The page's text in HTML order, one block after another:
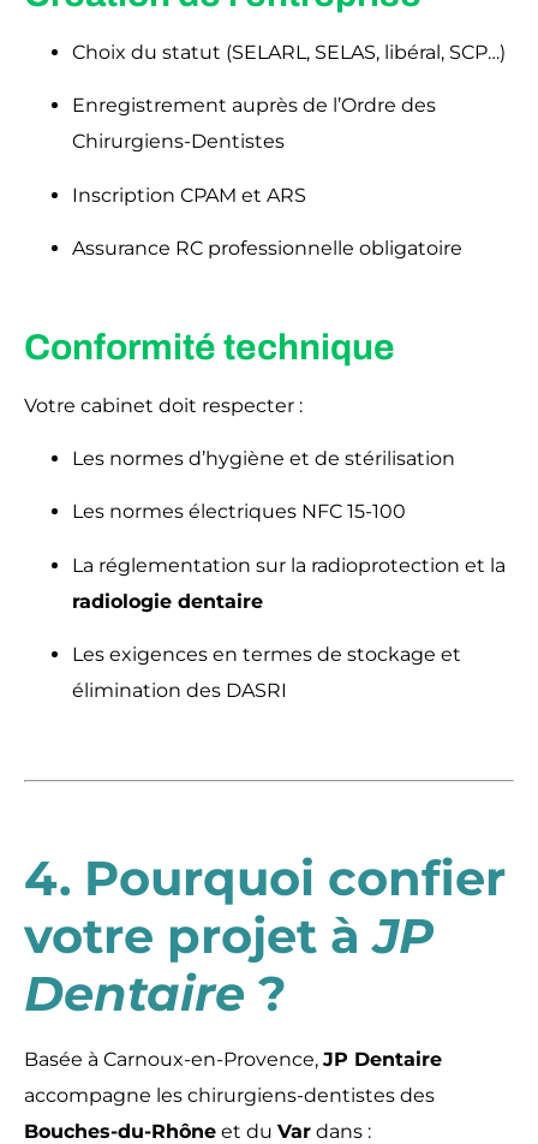
Choix du statut (SELARL, SELAS, libéral, SCP…)
Enregistrement auprès de l’Ordre des
Chirurgiens-Dentistes
Inscription CPAM et ARS
Assurance RC professionnelle obligatoire
Conformité technique
Votre cabinet doit respecter :
Les normes d’hygiène et de stérilisation
Les normes électriques NFC 15-100
La réglementation sur la radioprotection et la
radiologie dentaire
Les exigences en termes de stockage et
élimination des DASRI
4. Pourquoi confier
votre projet àJP
Dentaire ?
Basée à Carnoux-en-Provence, JP Dentaire
accompagne les chirurgiens-dentistes des
Bouches-du-Rhône et du Var dans :